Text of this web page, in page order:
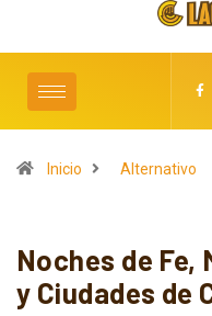
Inicio Alternativo
Noches de Fe,
y Ciudades de